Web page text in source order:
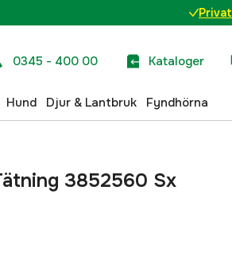
Privat
0345 - 400 00 Kataloger
Hund Djur & Lantbruk Fyndhörna
3852560 Sx